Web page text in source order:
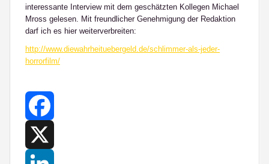
interessante Interview mit dem geschätzten Kollegen Michael
Mross gelesen. Mit freundlicher Genehmigung der Redaktion
darf ich es hier weiterverbreiten:
http://www.diewahrheituebergeld.de/schlimmer-als-jeder-
horrorfilm/
Facebook